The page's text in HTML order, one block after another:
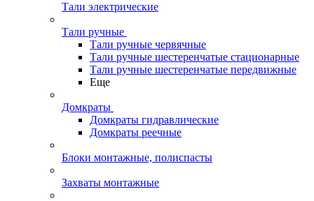
Тали электрические
Тали ручные
Тали ручные червячные
Тали ручные шестеренчатые стационарные
Тали ручные шестеренчатые передвижные
Еще
Домкраты
Домкраты гидравлические
Домкраты реечные
Блоки монтажные, полиспасты
Захваты монтажные